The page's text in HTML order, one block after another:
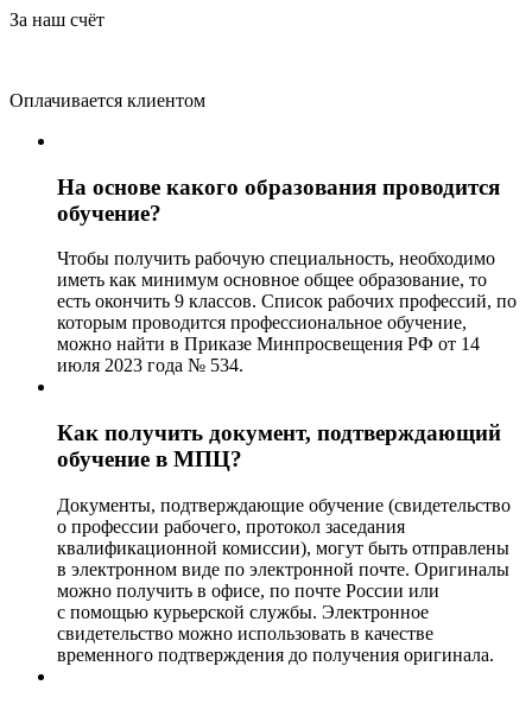
За наш счёт
Оплачивается клиентом
На основе какого образования проводится
обучение?
Чтобы получить рабочую специальность, необходимо
иметь как минимум основное общее образование, то
есть окончить 9 классов. Список рабочих профессий, по
которым проводится профессиональное обучение,
можно найти в Приказе Минпросвещения РФ от 14
июля 2023 года № 534.
Как получить документ, подтверждающий
обучение в МПЦ?
Документы, подтверждающие обучение (свидетельство
о профессии рабочего, протокол заседания
квалификационной комиссии), могут быть отправлены
в электронном виде по электронной почте. Оригиналы
можно получить в офисе, по почте России или
с помощью курьерской службы. Электронное
свидетельство можно использовать в качестве
временного подтверждения до получения оригинала.